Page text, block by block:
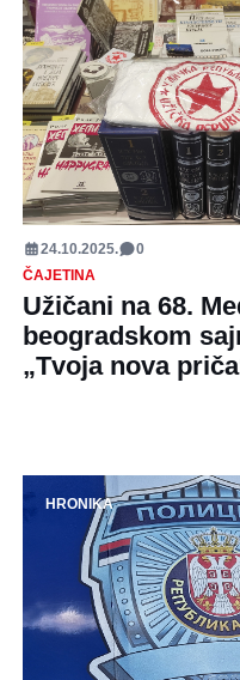
24.10.2025.
0
ČAJETINA
Užičani na 68.
beogradskom
„Tvoja nova
HRONIKA